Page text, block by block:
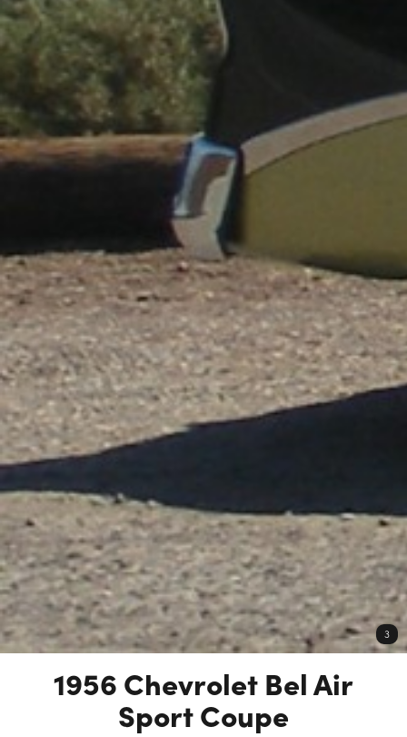
3
1956 Chevrolet Bel Air
Sport Coupe